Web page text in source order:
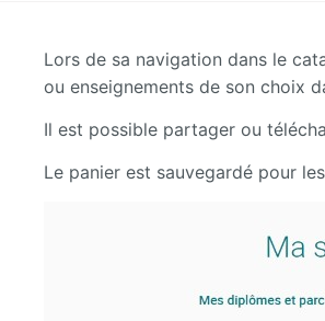
Lors de sa navigation dans le
ou enseignements de son choix
Il est possible partager ou
Le panier est sauvegardé pour